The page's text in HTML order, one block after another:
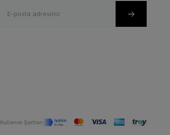
Kullanım Şartları